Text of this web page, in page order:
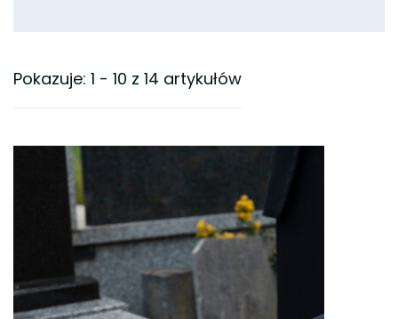
Pokazuje: 1 - 10 z 14 artykułów